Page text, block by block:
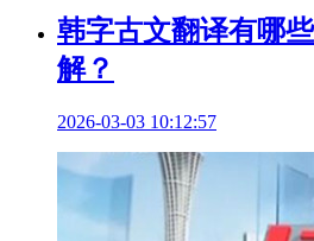
韩字古文翻译有哪
解？
2026-03-03 10:12:57